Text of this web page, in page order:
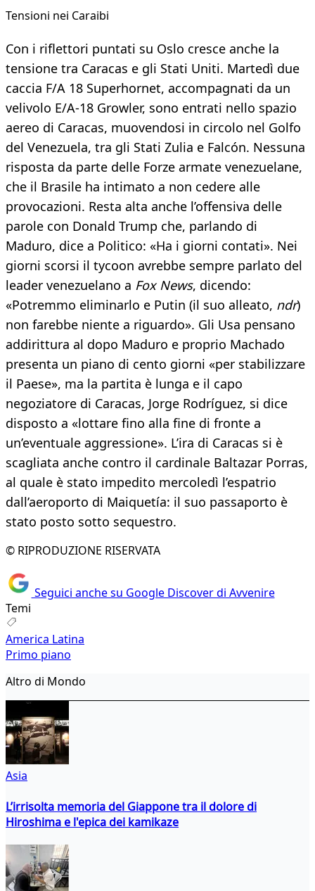
Tensioni nei Caraibi
Con i riflettori puntati su Oslo cresce anche la
tensione tra Caracas e gli Stati Uniti. Martedì due
caccia F/A 18 Superhornet, accompagnati da un
velivolo E/A-18 Growler, sono entrati nello spazio
aereo di Caracas, muovendosi in circolo nel Golfo
del Venezuela, tra gli Stati Zulia e Falcón. Nessuna
risposta da parte delle Forze armate venezuelane,
che il Brasile ha intimato a non cedere alle
provocazioni. Resta alta anche l’offensiva delle
parole con Donald Trump che, parlando di
Maduro, dice a Politico: «Ha i giorni contati». Nei
giorni scorsi il tycoon avrebbe sempre parlato del
leader venezuelano a Fox News, dicendo:
«Potremmo eliminarlo e Putin (il suo alleato, ndr)
non farebbe niente a riguardo». Gli Usa pensano
addirittura al dopo Maduro e proprio Machado
presenta un piano di cento giorni «per stabilizzare
il Paese», ma la partita è lunga e il capo
negoziatore di Caracas, Jorge Rodríguez, si dice
disposto a «lottare fino alla fine di fronte a
un’eventuale aggressione». L’ira di Caracas si è
scagliata anche contro il cardinale Baltazar Porras,
al quale è stato impedito mercoledì l’espatrio
dall’aeroporto di Maiquetía: il suo passaporto è
stato posto sotto sequestro.
© RIPRODUZIONE RISERVATA
Seguici anche su Google Discover di Avvenire
Temi
America Latina
Primo piano
Altro di Mondo
Asia
L’irrisolta memoria del Giappone tra il dolore di
Hiroshima e l'epica dei kamikaze